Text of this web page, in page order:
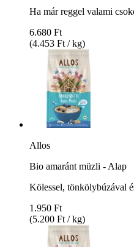
Ha már reggel valami
6.680 Ft
(4.453 Ft / kg)
Allos
Bio amaránt müzli - Alap
Kölessel, tönkölybúzával
1.950 Ft
(5.200 Ft / kg)